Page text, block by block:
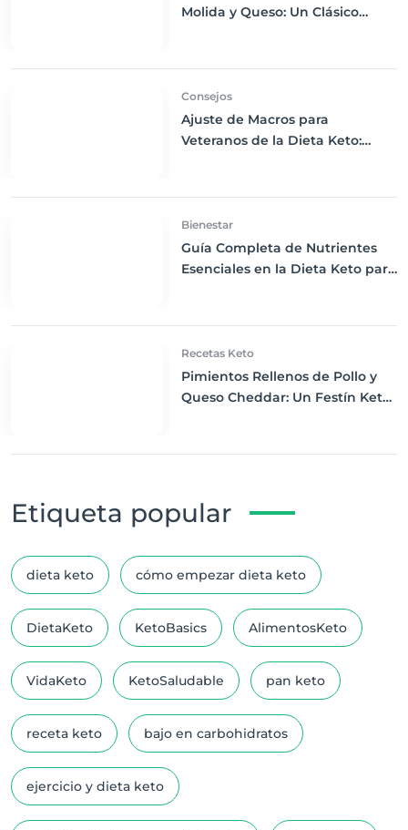
Molida y Queso: Un Clásico
Consejos
Ajuste de Macros para
Veteranos de la Dieta Keto:
Bienestar
Guía Completa de Nutrientes
Esenciales en la Dieta Keto para
Recetas Keto
Pimientos Rellenos de Pollo y
Queso Cheddar: Un Festín Keto
Etiqueta popular
dieta keto cómo empezar dieta keto
DietaKeto KetoBasics AlimentosKeto
VidaKeto KetoSaludable pan keto
receta keto bajo en carbohidratos
ejercicio y dieta keto